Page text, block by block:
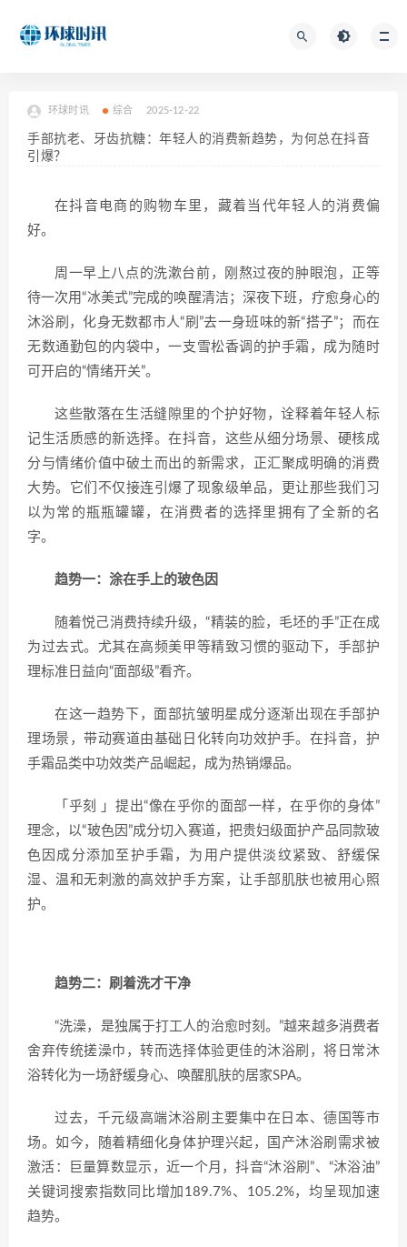
环球时讯 综合 2025-12-22
手部抗老、牙齿抗糖：年轻人的消费新趋势，为何总在抖音
引爆？
在抖音电商的购物车里，藏着当代年轻人的消费偏
好。
周一早上八点的洗漱台前，刚熬过夜的肿眼泡，正等
待一次用“冰美式”完成的唤醒清洁；深夜下班，疗愈身心的
沐浴刷，化身无数都市人“刷”去一身班味的新“搭子”；而在
无数通勤包的内袋中，一支雪松香调的护手霜，成为随时
可开启的“情绪开关”。
这些散落在生活缝隙里的个护好物，诠释着年轻人标
记生活质感的新选择。在抖音，这些从细分场景、硬核成
分与情绪价值中破土而出的新需求，正汇聚成明确的消费
大势。它们不仅接连引爆了现象级单品，更让那些我们习
以为常的瓶瓶罐罐，在消费者的选择里拥有了全新的名
字。
趋势一：涂在手上的玻色因
随着悦己消费持续升级，“精装的脸，毛坯的手”正在成
为过去式。尤其在高频美甲等精致习惯的驱动下，手部护
理标准日益向“面部级”看齐。
在这一趋势下，面部抗皱明星成分逐渐出现在手部护
理场景，带动赛道由基础日化转向功效护手。在抖音，护
手霜品类中功效类产品崛起，成为热销爆品。
「乎刻 」提出“像在乎你的面部一样，在乎你的身体”
理念，以“玻色因”成分切入赛道，把贵妇级面护产品同款玻
色因成分添加至护手霜，为用户提供淡纹紧致、舒缓保
湿、温和无刺激的高效护手方案，让手部肌肤也被用心照
护。
趋势二：刷着洗才干净
“洗澡，是独属于打工人的治愈时刻。”越来越多消费者
舍弃传统搓澡巾，转而选择体验更佳的沐浴刷，将日常沐
浴转化为一场舒缓身心、唤醒肌肤的居家SPA。
过去，千元级高端沐浴刷主要集中在日本、德国等市
场。如今，随着精细化身体护理兴起，国产沐浴刷需求被
激活：巨量算数显示，近一个月，抖音“沐浴刷”、“沐浴油”
关键词搜索指数同比增加189.7%、105.2%，均呈现加速
趋势。